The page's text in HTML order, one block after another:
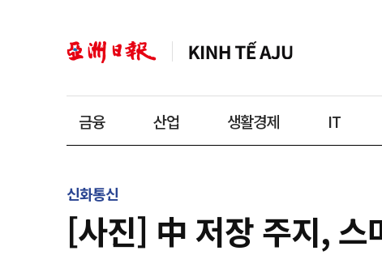
금융 산업 생활경제 IT
신화통신
[사진] 中 저장 주지, 스